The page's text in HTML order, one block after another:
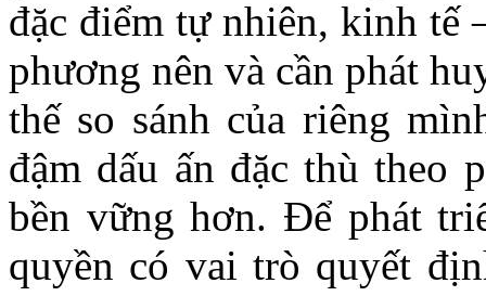
đặc điểm tự nhiên, kinh tế
phương nên và cần phát
thế so sánh của riêng
đậm dấu ấn đặc thù theo
bền vững hơn. Để phát
quyền có vai trò quyết